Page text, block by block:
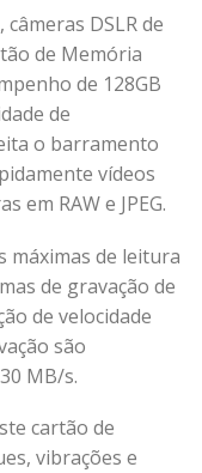
DSLR de
de Memória
de 128GB
de
o barramento
vídeos
em RAW e JPEG.
máximas de leitura
de gravação de
de velocidade
são
MB/s.
cartão de
vibrações e